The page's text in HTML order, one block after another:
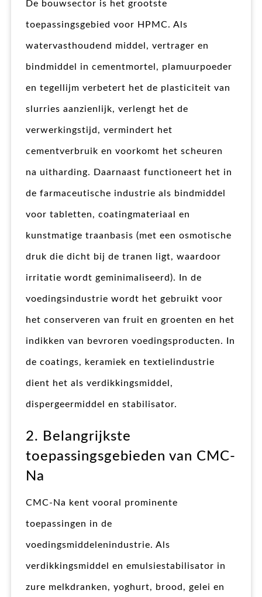
De bouwsector is het grootste
toepassingsgebied voor HPMC. Als
watervasthoudend middel, vertrager en
bindmiddel in cementmortel, plamuurpoeder
en tegellijm verbetert het de plasticiteit van
slurries aanzienlijk, verlengt het de
verwerkingstijd, vermindert het
cementverbruik en voorkomt het scheuren
na uitharding. Daarnaast functioneert het in
de farmaceutische industrie als bindmiddel
voor tabletten, coatingmateriaal en
kunstmatige traanbasis (met een osmotische
druk die dicht bij de tranen ligt, waardoor
irritatie wordt geminimaliseerd). In de
voedingsindustrie wordt het gebruikt voor
het conserveren van fruit en groenten en het
indikken van bevroren voedingsproducten. In
de coatings, keramiek en textielindustrie
dient het als verdikkingsmiddel,
dispergeermiddel en stabilisator.
2. Belangrijkste
toepassingsgebieden van CMC-
Na
CMC-Na kent vooral prominente
toepassingen in de
voedingsmiddelenindustrie. Als
verdikkingsmiddel en emulsiestabilisator in
zure melkdranken, yoghurt, brood, gelei en